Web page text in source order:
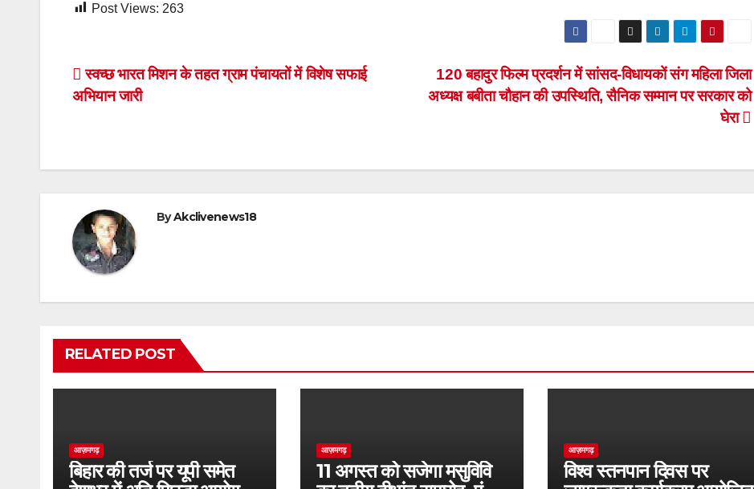
Post Views: 263
Post
navigation
120 बहादुर फिल्म प्रदर्शन में सांसद-विधायकों संग महिला जिला
अध्यक्ष बबीता चौहान की उपस्थिति, सैनिक सम्मान पर सरकार को
घेरा
स्वच्छ भारत मिशन के तहत ग्राम पंचायतों में विशेष सफाई
अभियान जारी
ByAkclivenews18
RELATED POST
आज़मगढ़
बिहार की तर्ज पर यूपी समेत
आज़मगढ़
11 अगस्त को सजेगा मसुविवि
आज़मगढ़
विश्व स्तनपान दिवस पर